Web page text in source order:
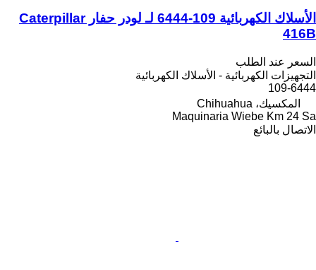
الأسلاك الكهربائية 109-6444 لـ لودر حفار Caterpillar
416B
السعر عند الطلب
التجهيزات الكهربائية - الأسلاك الكهربائية
109-6444
المكسيك، Chihuahua
Maquinaria Wiebe Km 24 Sa
الاتصال بالبائع